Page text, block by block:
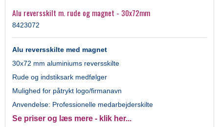
Alu reversskilt m. rude og magnet - 30x72mm
8423072
Alu reversskilte med magnet
30x72 mm aluminiums reversskilte
Rude og indstiksark medfølger
Mulighed for påtrykt logo/firmanavn
Anvendelse: Professionelle medarbejderskilte
Se priser og læs mere - klik her...